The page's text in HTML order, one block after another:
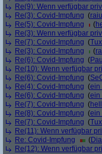
Re(9): Wenn verfügbar
Re(3): Covid-Impfung (
Re(5): Covid-Impfung
(
Re(3): Wenn verfügbar
Re(7): Covid-Impfung (
Re(3): Covid-Impfung
(
Re(6): Covid-Impfung (
Re(10): Wenn verfügbar
Re(6): Covid-Impfung (
Re(4): Covid-Impfung (ein
Re(6): Covid-Impfung (ein
Re(7): Covid-Impfung (
Re(8): Covid-Impfung (ein
Re(7): Covid-Impfung (
Re(11): Wenn verfügbar
Re: Covid-Impfung
(
Re(12): Wenn verfügbar